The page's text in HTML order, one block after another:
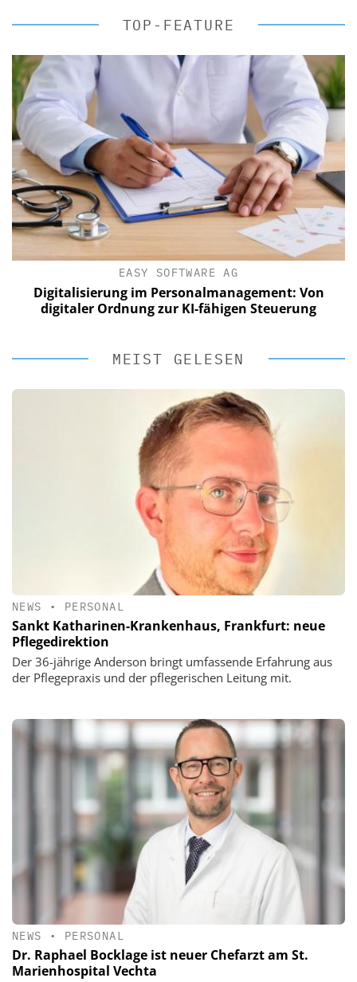
TOP-FEATURE
EASY SOFTWARE AG
Digitalisierung im Personalmanagement: Von
digitaler Ordnung zur KI-fähigen Steuerung
MEIST GELESEN
NEWS • PERSONAL
Sankt Katharinen-Krankenhaus, Frankfurt: neue
Pflegedirektion
Der 36-jährige Anderson bringt umfassende Erfahrung aus
der Pflegepraxis und der pflegerischen Leitung mit.
NEWS • PERSONAL
Dr. Raphael Bocklage ist neuer Chefarzt am St.
Marienhospital Vechta